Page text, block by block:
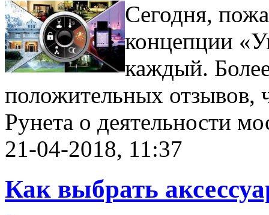
Сегодня,
концепции
каждый.
положительных отзывов,
Рунета о деятельности
21-04-2018, 11:37
Как выбрать